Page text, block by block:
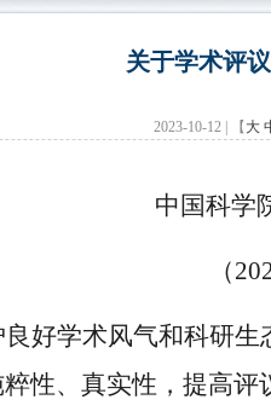
关于学术评
2023-10-12 | 【 大
中国科学
（
良好学术风气和科研
性、真实性，提高